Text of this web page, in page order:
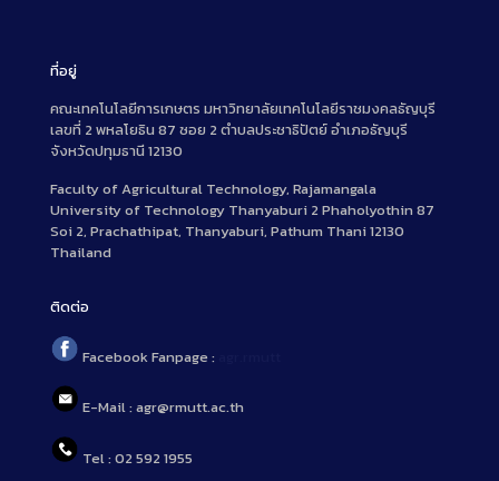
ที่อยู่
คณะเทคโนโลยีการเกษตร มหาวิทยาลัยเทคโนโลยีราชมงคลธัญบุรี
เลขที่ 2 พหลโยธิน 87 ซอย 2 ตำบลประชาธิปัตย์ อำเภอธัญบุรี
จังหวัดปทุมธานี 12130
Faculty of Agricultural Technology, Rajamangala
University of Technology Thanyaburi 2 Phaholyothin 87
Soi 2, Prachathipat, Thanyaburi, Pathum Thani 12130
Thailand
ติดต่อ
Facebook Fanpage :
E-Mail : agr@rmutt.ac.th
Tel : 02 592 1955